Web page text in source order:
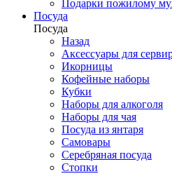
Подарки пожилому
Посуда
Посуда
Назад
Аксессуары для
Икорницы
Кофейные наборы
Кубки
Наборы для алкоголя
Наборы для чая
Посуда из янтаря
Самовары
Серебряная посуда
Стопки